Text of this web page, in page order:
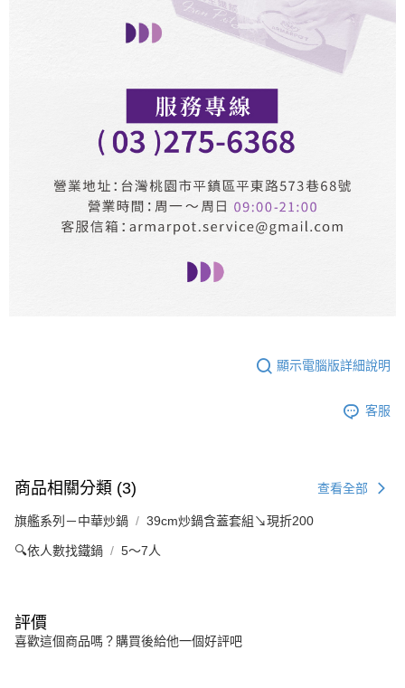
顯示電腦版詳細說明
客服
商品相關分類 (3) 查看全部
旗艦系列－中華炒鍋 39cm炒鍋含蓋套組↘現折200
🔍依人數找鐵鍋 5～7人
評價
喜歡這個商品嗎？購買後給他一個好評吧